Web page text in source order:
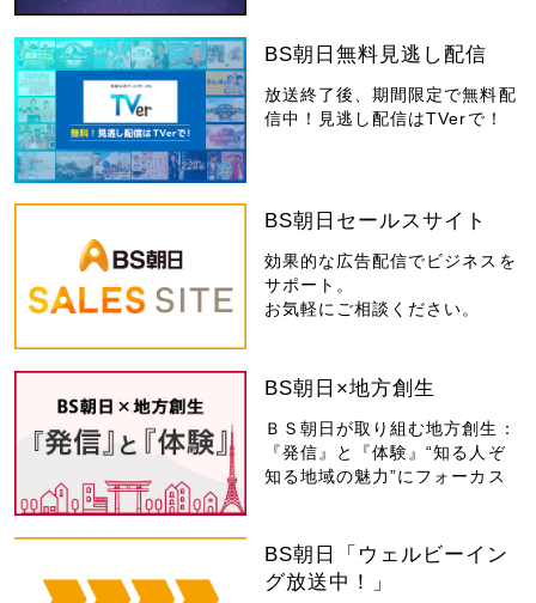
BS朝日無料見逃し配信
放送終了後、期間限定で無料配
信中！見逃し配信はTVerで！
BS朝日セールスサイト
効果的な広告配信でビジネスを
サポート。
お気軽にご相談ください。
BS朝日×地方創生
ＢＳ朝日が取り組む地方創生：
『発信』と『体験』“知る人ぞ
知る地域の魅力”にフォーカス
BS朝日「ウェルビーイン
グ放送中！」